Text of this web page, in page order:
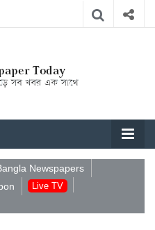
Newspapers
Live TV